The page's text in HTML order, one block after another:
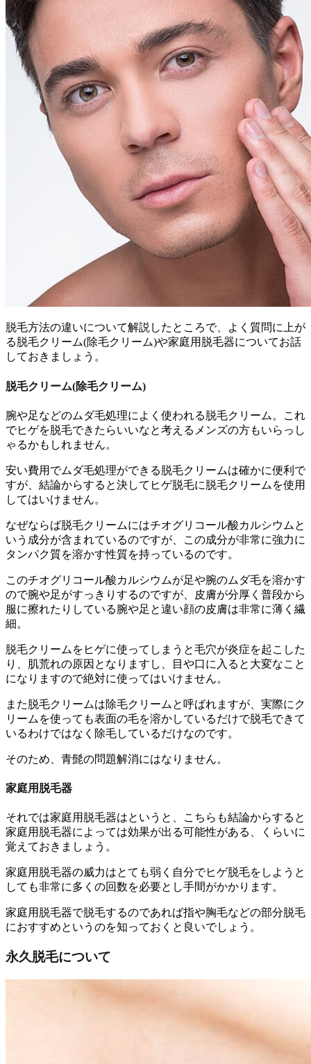
脱毛方法の違いについて解説したところで、よく質問に上が
る脱毛クリーム(除毛クリーム)や家庭用脱毛器についてお話
しておきましょう。
脱毛クリーム(除毛クリーム)
腕や足などのムダ毛処理によく使われる脱毛クリーム。これ
でヒゲを脱毛できたらいいなと考えるメンズの方もいらっし
ゃるかもしれません。
安い費用でムダ毛処理ができる脱毛クリームは確かに便利で
すが、結論からすると決してヒゲ脱毛に脱毛クリームを使用
してはいけません。
なぜならば脱毛クリームにはチオグリコール酸カルシウムと
いう成分が含まれているのですが、この成分が非常に強力に
タンパク質を溶かす性質を持っているのです。
このチオグリコール酸カルシウムが足や腕のムダ毛を溶かす
ので腕や足がすっきりするのですが、皮膚が分厚く普段から
服に擦れたりしている腕や足と違い顔の皮膚は非常に薄く繊
細。
脱毛クリームをヒゲに使ってしまうと毛穴が炎症を起こした
り、肌荒れの原因となりますし、目や口に入ると大変なこと
になりますので絶対に使ってはいけません。
また脱毛クリームは除毛クリームと呼ばれますが、 実際にク
リームを使っても表面の毛を溶かしているだけで脱毛できて
いるわけではなく除毛しているだけなのです。
そのため、青髭の問題解消にはなりません。
家庭用脱毛器
それでは家庭用脱毛器はというと、こちらも結論からすると
家庭用脱毛器によっては効果が出る可能性がある、くらいに
覚えておきましょう。
家庭用脱毛器の威力はとても弱く自分でヒゲ脱毛をしようと
しても非常に多くの回数を必要とし手間がかかります。
家庭用脱毛器で脱毛するのであれば指や胸毛などの部分脱毛
におすすめというのを知っておくと良いでしょう。
永久脱毛について